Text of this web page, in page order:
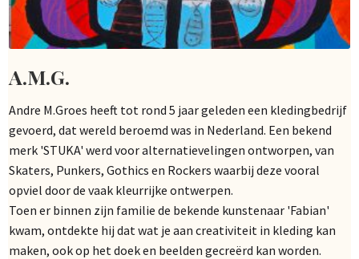
A.M.G.
Andre M.Groes heeft tot rond 5 jaar geleden een kledingbedrijf
gevoerd, dat wereld beroemd was in Nederland. Een bekend
merk 'STUKA' werd voor alternatievelingen ontworpen, van
Skaters, Punkers, Gothics en Rockers waarbij deze vooral
opviel door de vaak kleurrijke ontwerpen.
Toen er binnen zijn familie de bekende kunstenaar 'Fabian'
kwam, ontdekte hij dat wat je aan creativiteit in kleding kan
maken, ook op het doek en beelden gecreërd kan worden.